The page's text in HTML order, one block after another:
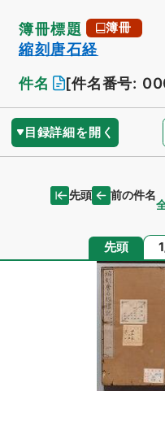
簿冊標題 簿冊
縮刻唐石経
件名
[件名番号:
目録詳細を開く
先頭 前の件名
先頭 ペ